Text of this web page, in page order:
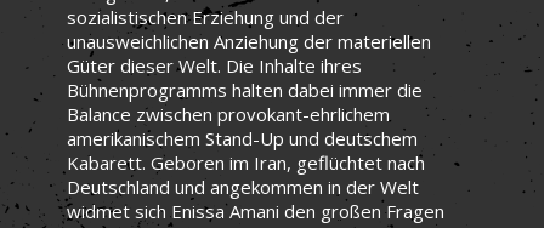
sozialistischen Erziehung und der
unausweichlichen Anziehung der materiellen
Güter dieser Welt. Die Inhalte ihres
Bühnenprogramms halten dabei immer die
Balance zwischen provokant-ehrlichem
amerikanischem Stand-Up und deutschem
Kabarett. Geboren im Iran, geflüchtet nach
Deutschland und angekommen in der Welt
widmet sich Enissa Amani den großen Fragen